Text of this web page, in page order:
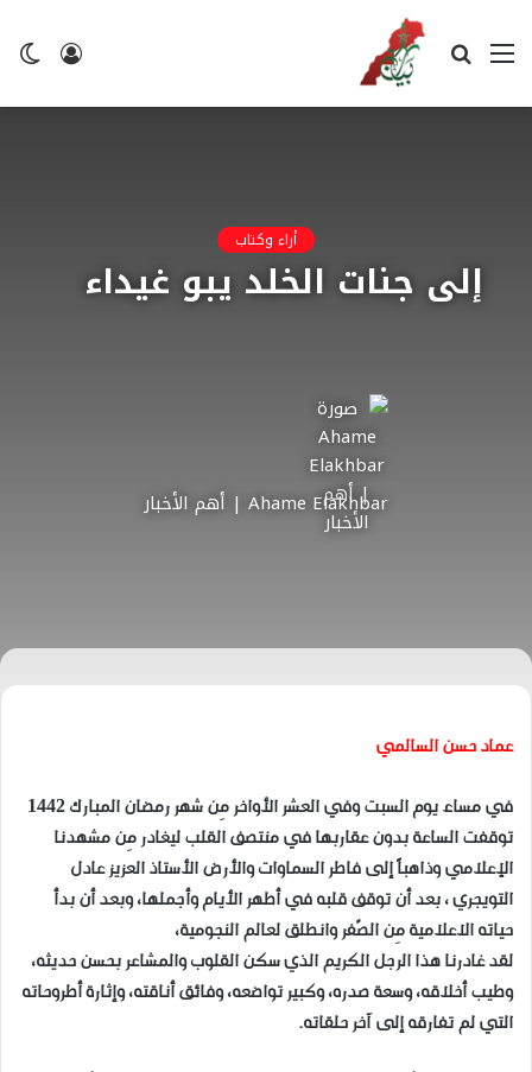
تسجيل
القائمة بحث
أراء وكتاب
إلى جنات الخلد يبو غيداء
Ahame Elakhbar | أهم الأخبار
عماد حسن السالمي
في مساء يوم السبت وفي العشر الأواخر مِن شهر رمضان المبارك 1442
توقفت الساعة بدون عقاربها في منتصف القلب ليغادر مِن مشهدنا
الإعلامي وذاهباً إلى فاطر السماوات والأرض الأستاذ العزيز عادل
التويجري ، بعد أن توقف قلبه في أطهر الأيام وأجملها، وبعد أن بدأ
حياته الاعلامية مِن الصّفر وانطلق لعالم النجومية،
لقد غادرنا هذا الرجل الكريم الذي سكن القلوب والمشاعر بحسن حديثه،
وطيب أخلاقه، وسعة صدره، وكبير تواضعه، وفائق أناقته، وإثارة أطروحاته
التي لم تفارقه إلى آخر حلقاته.